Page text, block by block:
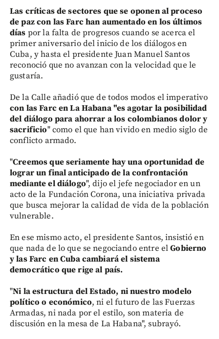
Las críticas de sectores que se oponen al proceso
de paz con las Farc han aumentado en los últimos
días por la falta de progresos cuando se acerca el
primer aniversario del inicio de los diálogos en
Cuba, y hasta el presidente Juan Manuel Santos
reconoció que no avanzan con la velocidad que le
gustaría.
De la Calle añadió que de todos modos el imperativo
con las Farc en La Habana "es agotar la posibilidad
del diálogo para ahorrar a los colombianos dolor y
sacrificio" como el que han vivido en medio siglo de
conflicto armado.
"Creemos que seriamente hay una oportunidad de
lograr un final anticipado de la confrontación
mediante el diálogo", dijo el jefe negociador en un
acto de la Fundación Corona, una iniciativa privada
que busca mejorar la calidad de vida de la población
vulnerable.
En ese mismo acto, el presidente Santos, insistió en
que nada de lo que se negociando entre elGobierno
y las Farc en Cuba cambiará el sistema
democrático que rige al país.
"Ni la estructura del Estado, ni nuestro modelo
político o económico, ni el futuro de las Fuerzas
Armadas, ni nada por el estilo, son materia de
discusión en la mesa de La Habana", subrayó.